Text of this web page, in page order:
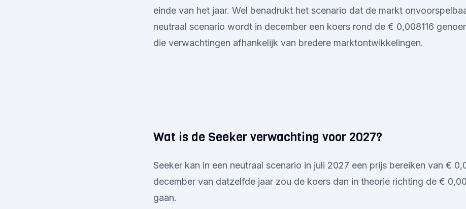
einde van het jaar. Wel benadrukt het scenario dat de markt
neutraal scenario wordt in december een koers rond de € 0,008116
die verwachtingen afhankelijk van bredere marktontwikkelingen.
Wat is de Seeker verwachting voor 2027?
Seeker kan in een neutraal scenario in juli 2027 een prijs bereiken van €
december van datzelfde jaar zou de koers dan in theorie richting de €
gaan.